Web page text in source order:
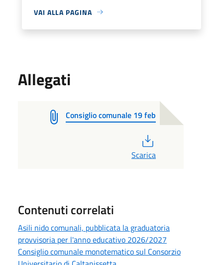
VAI ALLA PAGINA
Allegati
Consiglio comunale 19 feb
Scarica
Contenuti correlati
Asili nido comunali, pubblicata la graduatoria
provvisoria per l'anno educativo 2026/2027
Consiglio comunale monotematico sul Consorzio